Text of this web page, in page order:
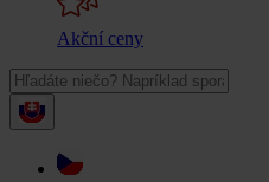
Akční ceny